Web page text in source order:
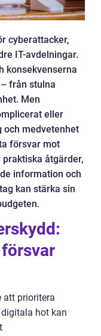
cyberattacker,
IT-avdelningar.
konsekvenserna
från stulna
Men
eller
och medvetenhet
försvar mot
åtgärder,
information och
kan stärka sin
att prioritera
hot kan